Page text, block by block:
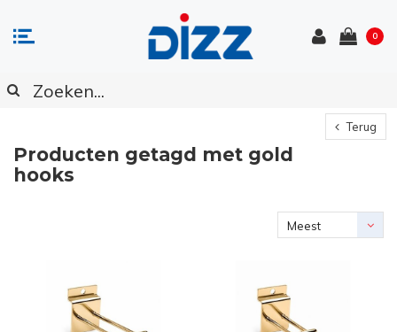
0
Terug
Producten getagd met gold
hooks
Meest